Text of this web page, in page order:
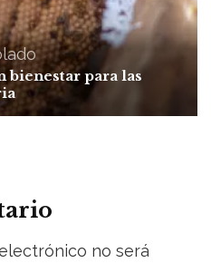
para las
no será